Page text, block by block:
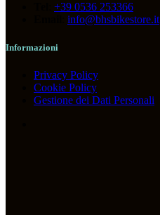
+39 0536 253366
info@bhsbikestore.it
Informazioni
Privacy Policy
Cookie Policy
Gestione dei Dati Personali